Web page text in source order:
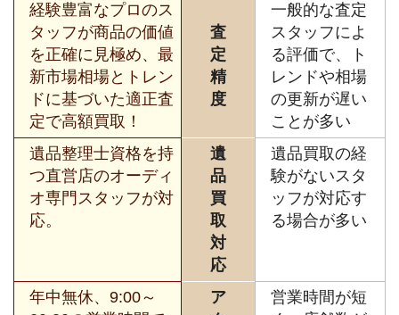
経験豊富なプロのス
タッフが商品の価値
を正確に見極め、最
新市場相場とトレン
ドに基づいた適正査
定で高額買取！
査
定
精
度
一般的な査定
スタッフによ
る評価で、ト
レンドや相場
の更新が遅い
ことが多い
遺品整理士資格を持
つ直営店のオーディ
オ専門スタッフが対
応。
遺
品
買
取
対
応
遺品買取の経
験がないスタ
ッフが対応す
る場合が多い
年中無休、9:00～
ア
営業時間が短